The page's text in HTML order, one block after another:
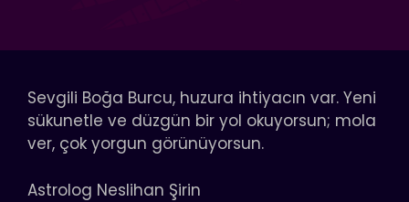
Sevgili Boğa Burcu, huzura ihtiyacın var. Yeni
sükunetle ve düzgün bir yol okuyorsun; mola
ver, çok yorgun görünüyorsun.
Astrolog Neslihan Şirin